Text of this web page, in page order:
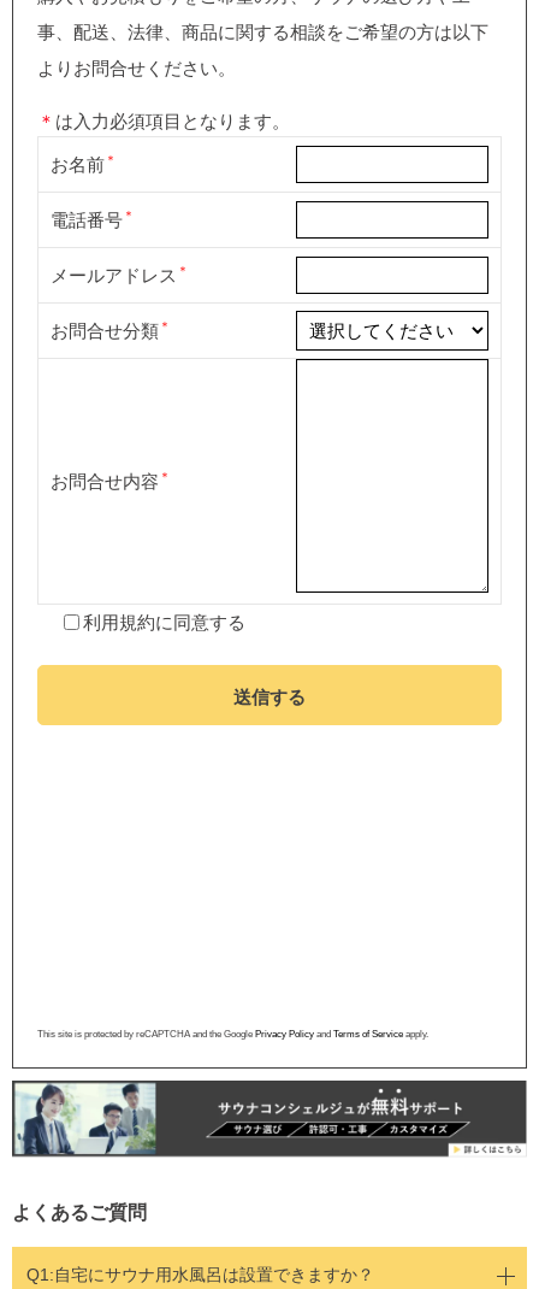
事、配送、法律、商品に関する相談をご希望の方は以下
よりお問合せください。
＊ は入力必須項目となります。
お名前
電話番号
メールアドレス
お問合せ分類
お問合せ内容
利用規約に同意する
送信する
This site is protected by reCAPTCHA and the Google Privacy Policy and Terms of Service apply.
よくあるご質問
Q1:自宅にサウナ用水風呂は設置できますか？